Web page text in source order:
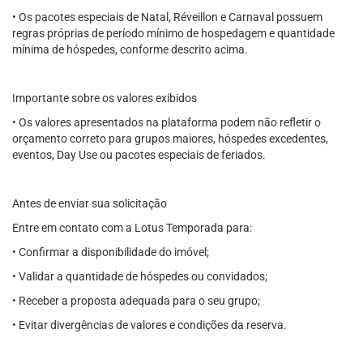
• Os pacotes especiais de Natal, Réveillon e Carnaval possuem
regras próprias de período mínimo de hospedagem e quantidade
mínima de hóspedes, conforme descrito acima.
Importante sobre os valores exibidos
• Os valores apresentados na plataforma podem não refletir o
orçamento correto para grupos maiores, hóspedes excedentes,
eventos, Day Use ou pacotes especiais de feriados.
Antes de enviar sua solicitação
Entre em contato com a Lotus Temporada para:
• Confirmar a disponibilidade do imóvel;
• Validar a quantidade de hóspedes ou convidados;
• Receber a proposta adequada para o seu grupo;
• Evitar divergências de valores e condições da reserva.